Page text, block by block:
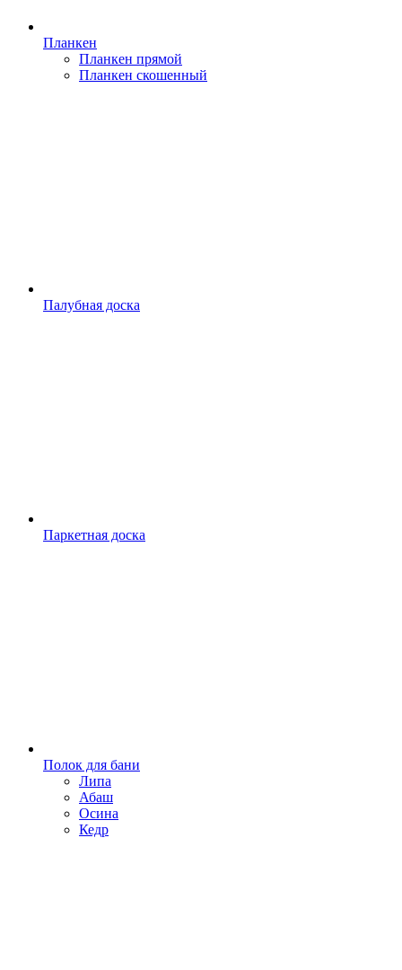
Планкен
Планкен прямой
Планкен скошенный
Палубная доска
Паркетная доска
Полок для бани
Липа
Абаш
Осина
Кедр